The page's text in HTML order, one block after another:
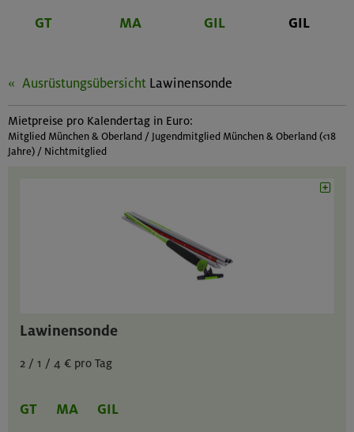
GT MA GIL GIL
Ausrüstungsübersicht Lawinensonde
Mietpreise pro Kalendertag in Euro:
Mitglied München & Oberland / Jugendmitglied München & Oberland (<18
Jahre) / Nichtmitglied
Lawinensonde
2 / 1 / 4 € pro Tag
GT MA GIL